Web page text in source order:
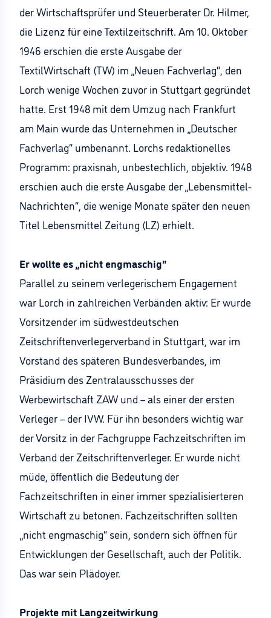
der Wirtschaftsprüfer und Steuerberater Dr. Hilmer,
die Lizenz für eine Textilzeitschrift. Am 10. Oktober
1946 erschien die erste Ausgabe der
TextilWirtschaft (TW) im „Neuen Fachverlag“, den
Lorch wenige Wochen zuvor in Stuttgart gegründet
hatte. Erst 1948 mit dem Umzug nach Frankfurt
am Main wurde das Unternehmen in „Deutscher
Fachverlag“ umbenannt. Lorchs redaktionelles
Programm: praxisnah, unbestechlich, objektiv. 1948
erschien auch die erste Ausgabe der „Lebensmittel-
Nachrichten“, die wenige Monate später den neuen
Titel Lebensmittel Zeitung (LZ) erhielt.
Er wollte es „nicht engmaschig“
Parallel zu seinem verlegerischem Engagement
war Lorch in zahlreichen Verbänden aktiv: Er wurde
Vorsitzender im südwestdeutschen
Zeitschriftenverlegerverband in Stuttgart, war im
Vorstand des späteren Bundesverbandes, im
Präsidium des Zentralausschusses der
Werbewirtschaft ZAW und – als einer der ersten
Verleger – der IVW. Für ihn besonders wichtig war
der Vorsitz in der Fachgruppe Fachzeitschriften im
Verband der Zeitschriftenverleger. Er wurde nicht
müde, öffentlich die Bedeutung der
Fachzeitschriften in einer immer spezialisierteren
Wirtschaft zu betonen. Fachzeitschriften sollten
„nicht engmaschig“ sein, sondern sich öffnen für
Entwicklungen der Gesellschaft, auch der Politik.
Das war sein Plädoyer.
Projekte mit Langzeitwirkung